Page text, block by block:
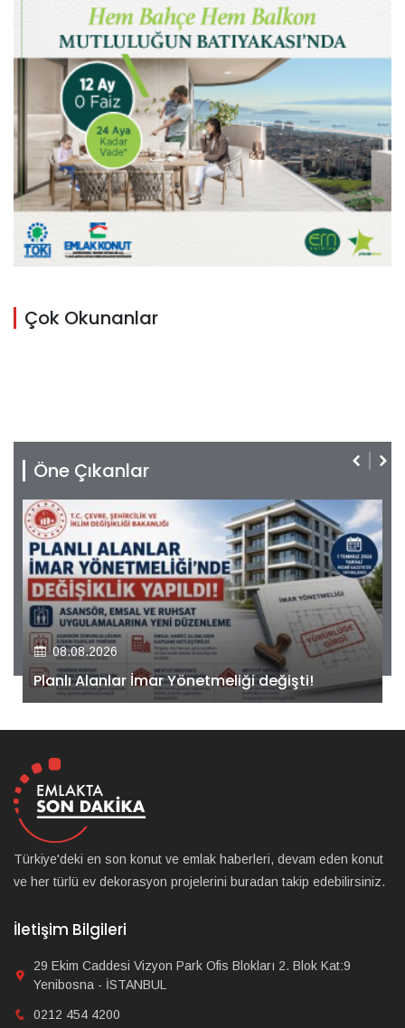
Çok Okunanlar
Öne Çıkanlar
08.08.2026
Kiler GYO’dan Pendik Dolayoba projesiyle ilgili
önemli adım!
Türkiye'deki en son konut ve emlak haberleri, devam eden konut
ve her türlü ev dekorasyon projelerini buradan takip edebilirsiniz.
İletişim Bilgileri
29 Ekim Caddesi Vizyon Park Ofis Blokları 2. Blok Kat:9
Yenibosna - İSTANBUL
0212 454 4200